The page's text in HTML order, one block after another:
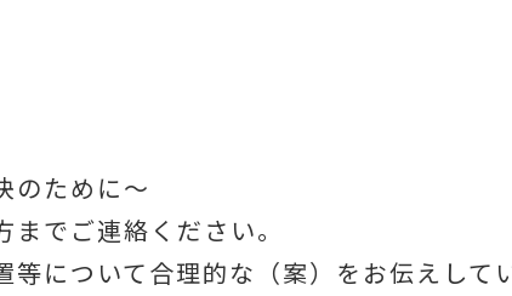
のために～
でご連絡ください。
について合理的な（案）をお伝えして